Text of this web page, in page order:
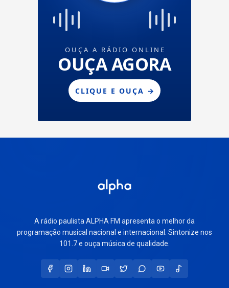
A rádio paulista ALPHA FM apresenta o melhor da
programação musical nacional e internacional. Sintonize nos
101.7 e ouça música de qualidade.